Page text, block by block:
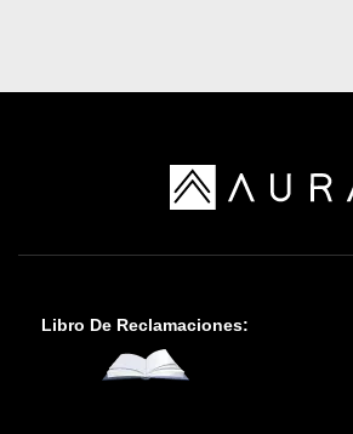
Libro De Reclamaciones: